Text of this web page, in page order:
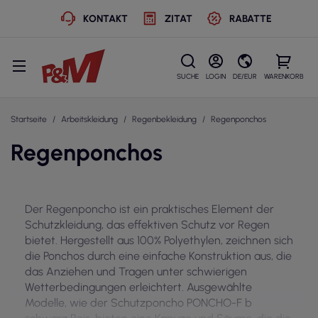
KONTAKT ZITAT RABATTE
SUCHE LOGIN DE/EUR WARENKORB
Startseite Arbeitskleidung Regenbekleidung Regenponchos
Regenponchos
Der Regenponcho ist ein praktisches Element der
Schutzkleidung, das effektiven Schutz vor Regen
bietet. Hergestellt aus 100% Polyethylen, zeichnen sich
die Ponchos durch eine einfache Konstruktion aus, die
das Anziehen und Tragen unter schwierigen
Wetterbedingungen erleichtert. Ausgewählte
Modelle, wie der Schutzponcho PONCHO-F b